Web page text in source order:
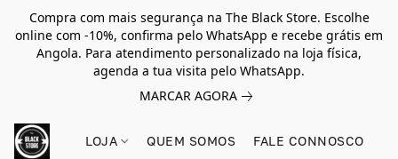
Compra com mais segurança na The Black Store. Escolhe
online com -10%, confirma pelo WhatsApp e recebe grátis em
Angola. Para atendimento personalizado na loja física,
agenda a tua visita pelo WhatsApp.
MARCAR AGORA
LOJA QUEM SOMOS FALE CONNOSCO